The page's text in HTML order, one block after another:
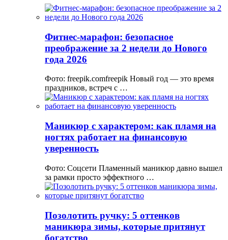
Фитнес-марафон: безопасное
преображение за 2 недели до Нового
года 2026
Фото: freepik.comfreepik Новый год — это время
праздников, встреч с …
Маникюр с характером: как пламя на
ногтях работает на финансовую
уверенность
Фото: Соцсети Пламенный маникюр давно вышел
за рамки просто эффектного …
Позолотить ручку: 5 оттенков
маникюра зимы, которые притянут
богатство